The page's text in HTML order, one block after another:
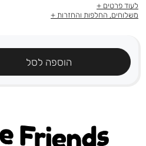
לעוד פרטים
משלוחים, החלפות והחזרות
הוספה לסל
friends